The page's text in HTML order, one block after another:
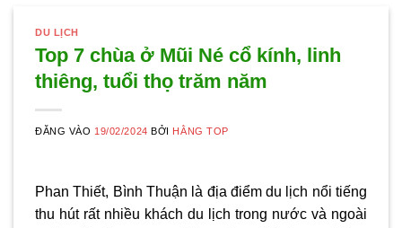
DU LỊCH
Top 7 chùa ở Mũi Né cổ kính, linh
thiêng, tuổi thọ trăm năm
ĐĂNG VÀO 19/02/2024 BỞI HẰNG TOP
Phan Thiết, Bình Thuận là địa điểm du lịch nổi tiếng
thu hút rất nhiều khách du lịch trong nước và ngoài